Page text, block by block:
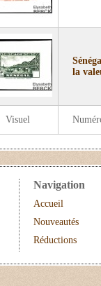
Visuel
la
Navigation
Accueil
Nouveautés
Réductions